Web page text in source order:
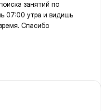
занятий по
07:00 утра и видишь
Спасибо